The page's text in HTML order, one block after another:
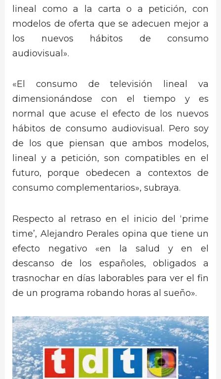
lineal como a la carta o a petición, con
modelos de oferta que se adecuen mejor a
los nuevos hábitos de consumo
audiovisual».
«El consumo de televisión lineal va
dimensionándose con el tiempo y es
normal que acuse el efecto de los nuevos
hábitos de consumo audiovisual. Pero soy
de los que piensan que ambos modelos,
lineal y a petición, son compatibles en el
futuro, porque obedecen a contextos de
consumo complementarios», subraya.
Respecto al retraso en el inicio del ‘prime
time’, Alejandro Perales opina que tiene un
efecto negativo «en la salud y en el
descanso de los españoles, obligados a
trasnochar en días laborables para ver el fin
de un programa robando horas al sueño».